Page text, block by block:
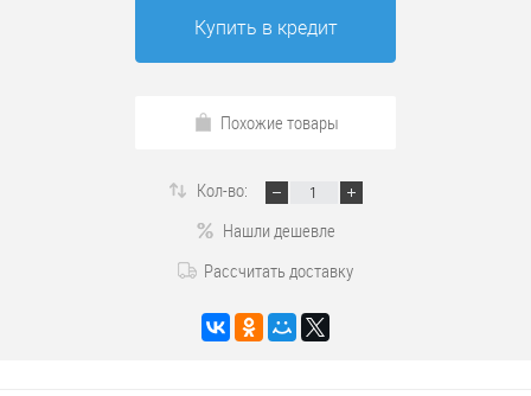
Купить в кредит
Похожие товары
Кол-во:
Нашли дешевле
Рассчитать доставку